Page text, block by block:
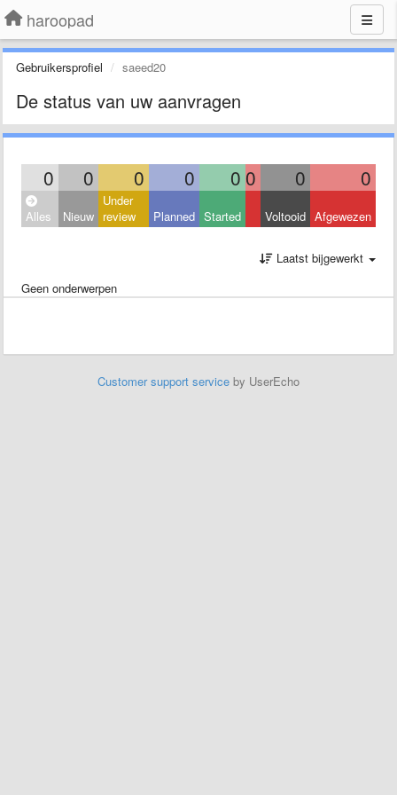
haroopad
Gebruikersprofiel saeed20
De status van uw aanvragen
0 0 0 0 0 0 0 0
Alles Nieuw
Under
review
Planned Started Voltooid Afgewezen
Laatst bijgewerkt
Geen onderwerpen
Customer support service by UserEcho